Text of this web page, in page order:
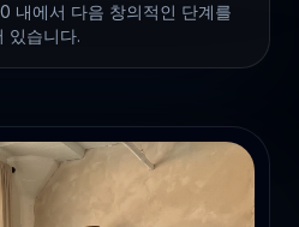
내에서 다음 창의적인 단계를
있습니다.